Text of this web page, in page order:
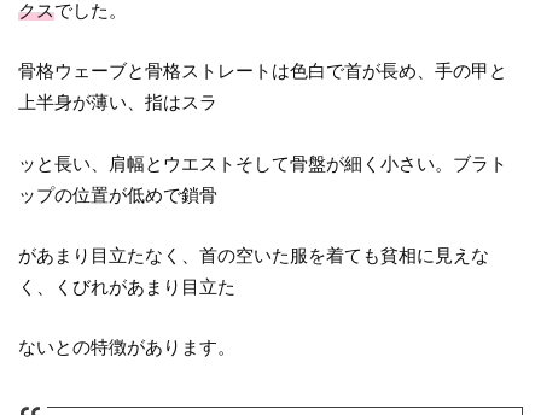
クスでした。
骨格ウェーブと骨格ストレートは色白で首が長め、手の甲と
上半身が薄い、指はスラ
ッと長い、肩幅とウエストそして骨盤が細く小さい。ブラト
ップの位置が低めで鎖骨
があまり目立たなく、首の空いた服を着ても貧相に見えな
く、くびれがあまり目立た
ないとの特徴があります。